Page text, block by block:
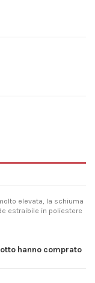
elevata, la schiuma
estraibile in poliestere
hanno comprato